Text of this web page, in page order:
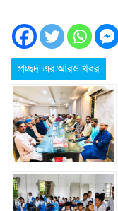
প্রচ্ছদ এর আরও খবর